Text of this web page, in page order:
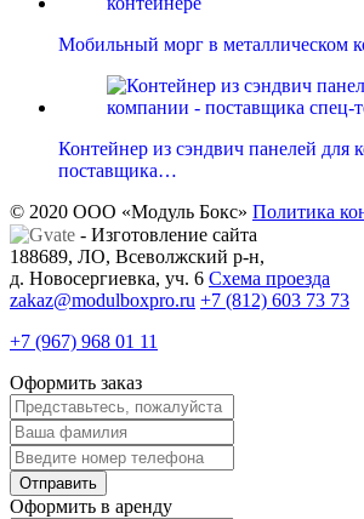
Мобильный морг в металлическом
Контейнер из сэндвич панелей для
поставщика…
© 2020 ООО «Модуль Бокс» Политика
- Изготовление сайта
188689, ЛО, Всеволжский р-н,
д. Новосергиевка, уч. 6 Схема проезда
zakaz@modulboxpro.ru +7 (812) 603 73 73
+7 (967) 968 01 11
Оформить заказ
Оформить в аренду